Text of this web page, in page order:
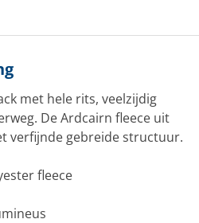
met hele rits, veelzijdig
De Ardcairn fleece uit
verfijnde gebreide structuur.
fleece